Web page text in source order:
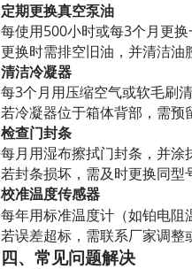
定期更换真空泵油
每使用500小时或每3个月更
更换时需排空旧油，并清洁油
清洁冷凝器
每3个月用压缩空气或软毛刷
若冷凝器位于箱体背部，需预
检查门封条
每月用湿布擦拭门封条，并涂
若封条损坏，需及时更换同型
校准温度传感器
每年用标准温度计（如铂电
若误差超标，需联系厂家调整
四、常见问题解决